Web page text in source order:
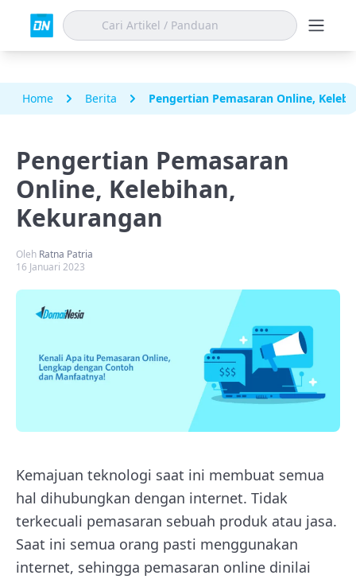
Home Berita Pengertian Pemasaran Online,
Pengertian Pemasaran
Online, Kelebihan,
Kekurangan
Oleh Ratna Patria
16 Januari 2023
Kemajuan teknologi saat ini membuat semua
hal dihubungkan dengan internet. Tidak
terkecuali pemasaran sebuah produk atau jasa.
Saat ini semua orang pasti menggunakan
internet, sehingga pemasaran online dinilai